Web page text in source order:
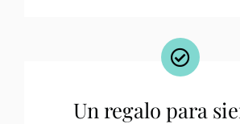
Un regalo para